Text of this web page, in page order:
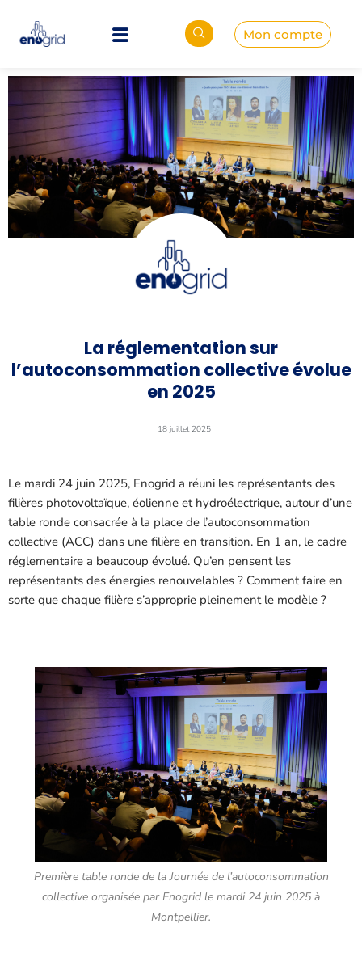
Mon compte
La réglementation sur
l’autoconsommation collective évolue
en 2025
18 juillet 2025
Le mardi 24 juin 2025, Enogrid a réuni les représentants des
filières photovoltaïque, éolienne et hydroélectrique, autour d’une
table ronde consacrée à la place de l’autoconsommation
collective (ACC) dans une filière en transition. En 1 an, le cadre
réglementaire a beaucoup évolué. Qu’en pensent les
représentants des énergies renouvelables ? Comment faire en
sorte que chaque filière s’approprie pleinement le modèle ?
Première table ronde de la Journée de l’autoconsommation
collective organisée par Enogrid le mardi 24 juin 2025 à
Montpellier.